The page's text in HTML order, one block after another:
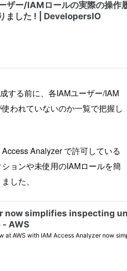
する前に、各IAMユーザー/IAM
われていないのか一覧で把握し
Analyzer で許可している
ョンや未使用のIAMロールを簡
した、